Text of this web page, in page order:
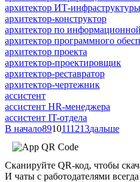
архитектор ИТ-инфраструктуры
архитектор-конструктор
архитектор по
архитектор программного
архитектор проекта
архитектор-проектировщик
архитектор-реставратор
архитектор-чертежник
ассистент
ассистент HR-менеджера
ассистент IT-отдела
В начало8910111213дальше
Сканируйте QR-код, чтобы
И чаты с работодателями